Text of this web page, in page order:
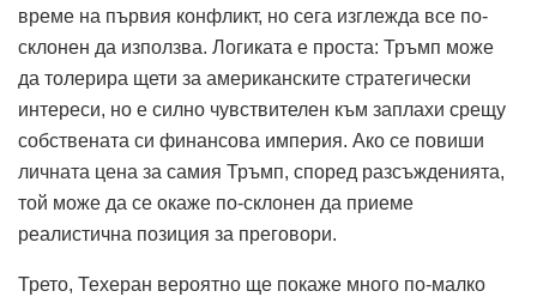
време на първия конфликт, но сега изглежда все по-
склонен да използва. Логиката е проста: Тръмп може
да толерира щети за американските стратегически
интереси, но е силно чувствителен към заплахи срещу
собствената си финансова империя. Ако се повиши
личната цена за самия Тръмп, според разсъжденията,
той може да се окаже по-склонен да приеме
реалистична позиция за преговори.
Трето, Техеран вероятно ще покаже много по-малко